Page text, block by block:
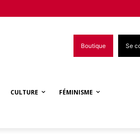
Boutique Se
CULTURE FÉMINISME